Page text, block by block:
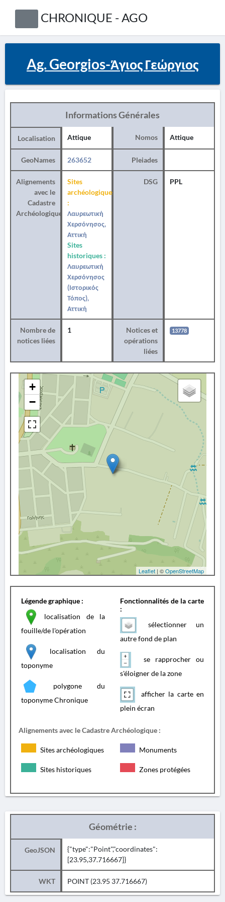
CHRONIQUE - AGO
Ag. Georgios-Άγιος Γεώργιος
Informations Générales
Localisation Attique Nomos Attique
GeoNames 263652 Pleiades
Alignements
avec le
Cadastre
Archéologique
Sites
archéologiques
:
Λαυρεωτική
Χερσόνησος,
Αττική
Sites
historiques :
Λαυρεωτική
Χερσόνησος
(Ιστορικός
Τόπος),
Αττική
DSG PPL
Nombre de
notices liées
1
Notices et
opérations
liées
13778
+
−
Leaflet | ©OpenStreetMap
Légende graphique :
localisation de la
fouille/de l'opération
localisation du
toponyme
polygone du
toponyme Chronique
Fonctionnalités de la carte
:
sélectionner un
autre fond de plan
se rapprocher ou
s'éloigner de la zone
afficher la carte en
plein écran
Alignements avec le Cadastre Archéologique :
Sites archéologiques Monuments
Sites historiques Zones protégées
Géométrie :
GeoJSON
{"type":"Point","coordinates":
[23.95,37.716667]}
WKT POINT (23.95 37.716667)